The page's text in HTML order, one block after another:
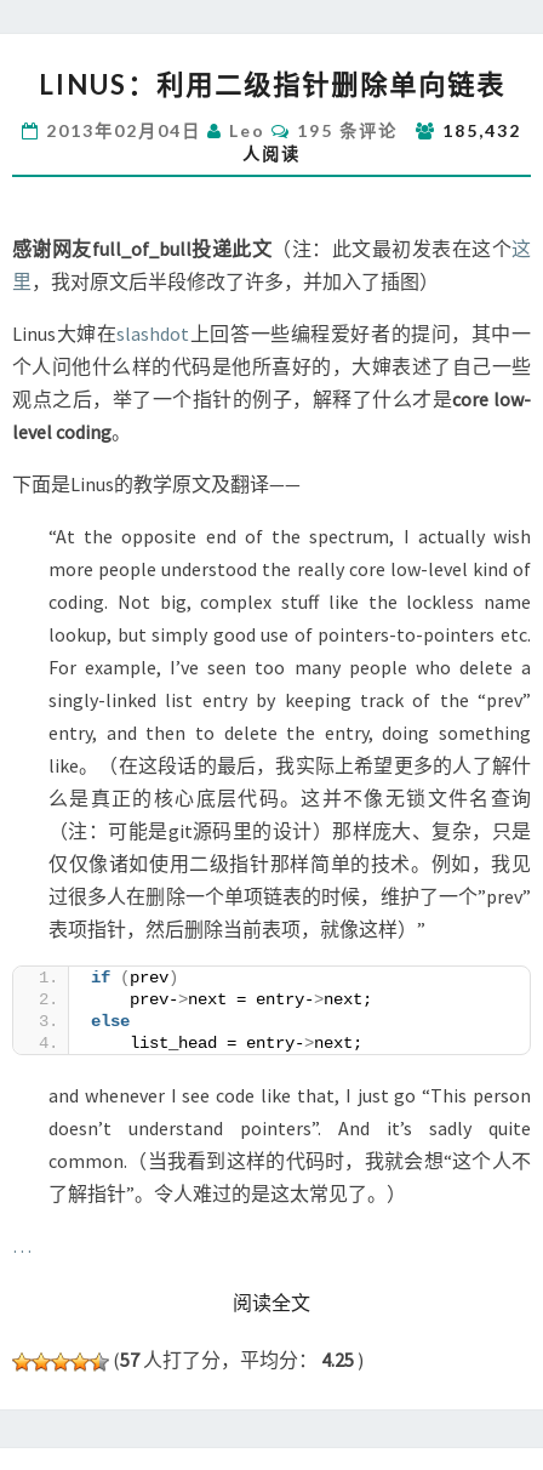
利
二
级
删
除
单
向
链
表
LINUS：利用二级指针删除单向链表
2013年02月04日 Leo
评
论
195 条评论
185,432
人阅读
感谢网友full_of_bull投递此文 （注：此文最初发表在这个这
里，我对原文后半段修改了许多，并加入了插图）
Linus大婶在slashdot 上回答一些编程爱好者的提问，其中一
个人问他什么样的代码是他所喜好的，大婶表述了自己一些
观点之后，举了一个指针的例子，解释了什么才是core low-
level coding。
下面是Linus的教学原文及翻译——
“At the opposite end of the spectrum, I actually wish
more people understood the really core low-level kind of
coding. Not big, complex stuff like the lockless name
lookup, but simply good use of pointers-to-pointers etc.
For example, I’ve seen too many people who delete a
singly-linked list entry by keeping track of the “prev”
entry, and then to delete the entry, doing something
like。（在这段话的最后，我实际上希望更多的人了解什
么是真正的核心底层代码。这并不像无锁文件名查询
（注：可能是git源码里的设计）那样庞大、复杂，只是
仅仅像诸如使用二级指针那样简单的技术。例如，我见
过很多人在删除一个单项链表的时候，维护了一个”prev”
表项指针，然后删除当前表项，就像这样）”
if (prev)
    prev-
>next = entry->next;
else
    list_head = entry-
>next;
and whenever I see code like that, I just go “This person
doesn’t understand pointers”. And it’s sadly quite
common.（当我看到这样的代码时，我就会想“这个人不
了解指针”。令人难过的是这太常见了。）
…
阅读全文READ MORE
(57人打了分，平均分： 4.25 )